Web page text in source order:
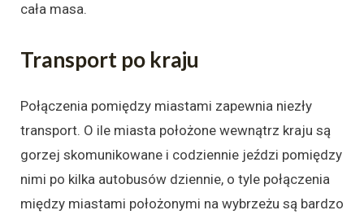
cała masa.
Transport po kraju
Połączenia pomiędzy miastami zapewnia niezły
transport. O ile miasta położone wewnątrz kraju są
gorzej skomunikowane i codziennie jeździ pomiędzy
nimi po kilka autobusów dziennie, o tyle połączenia
między miastami położonymi na wybrzeżu są bardzo